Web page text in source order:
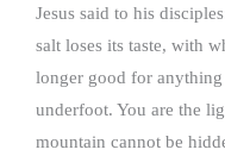
Jesus said to his
salt loses its taste, with
longer good for
underfoot. You are the
mountain cannot be